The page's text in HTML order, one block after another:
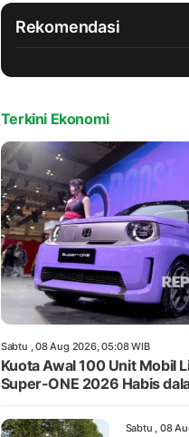
Rekomendasi
Terkini Ekonomi
Sabtu , 08 Aug 2026, 05:08 WIB
Kuota Awal 100 Unit Mobil
Super-ONE 2026 Habis
Sabtu , 08